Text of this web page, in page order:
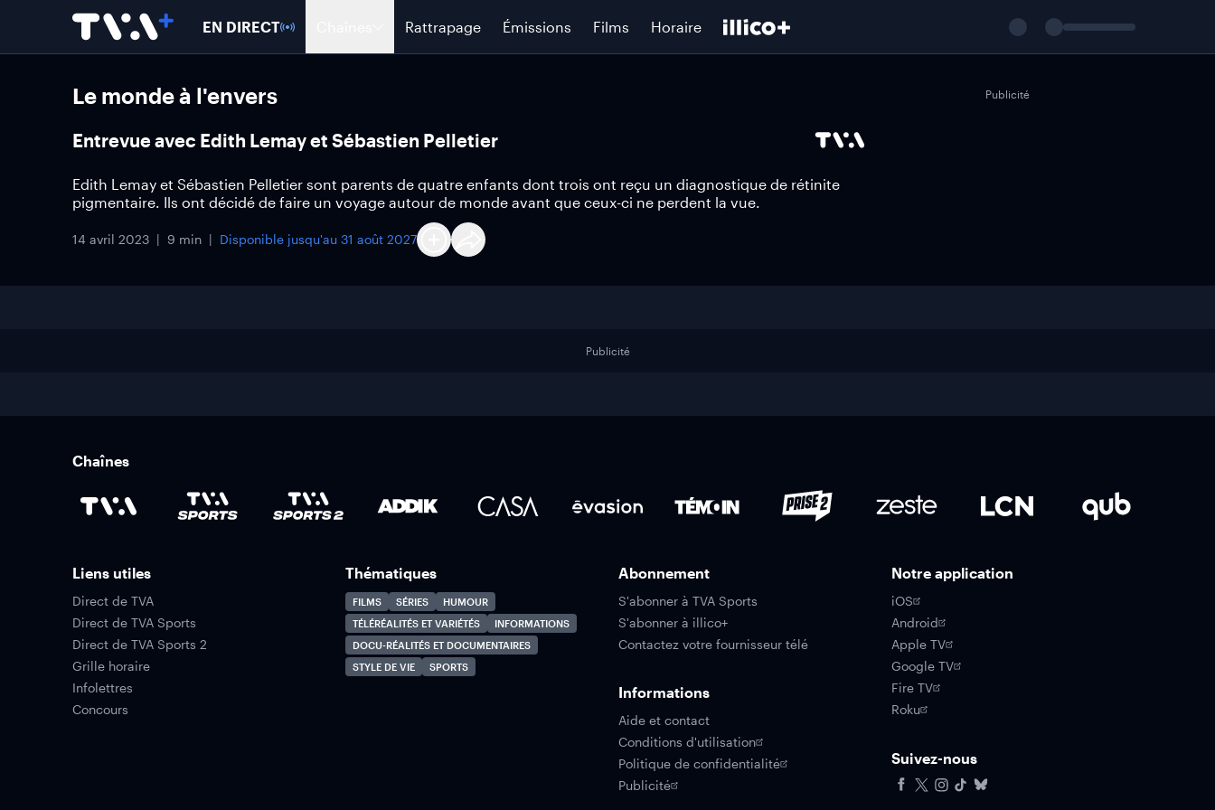
EN DIRECT Rattrapage Émissions Films Horaire
Le monde à l'envers
Entrevue avec Edith Lemay et Sébastien Pelletier
Edith Lemay et Sébastien Pelletier sont parents de quatre enfants dont trois ont reçu un diagnostique de rétinite
pigmentaire. Ils ont décidé de faire un voyage autour de monde avant que ceux-ci ne perdent la vue.
14 avril 2023 9 min Disponible jusqu'au 31 août 2027
Publicité
Publicité
Chaînes
Liens utiles
Direct de TVA
Direct de TVA Sports
Direct de TVA Sports 2
Grille horaire
Infolettres
Concours
Thématiques
FILMS SÉRIES
HUMOUR
TÉLÉRÉALITÉS ET VARIÉTÉS
INFORMATIONS
DOCU-RÉALITÉS ET DOCUMENTAIRES
STYLE DE VIE
SPORTS
Abonnement
S'abonner à TVA Sports
S'abonner à illico+
Contactez votre fournisseur télé
Informations
Aide et contact
Conditions d'utilisation
Politique de confidentialité
Publicité
Notre application
iOS
Android
Apple TV
Google TV
Fire TV
Roku
Suivez-nous